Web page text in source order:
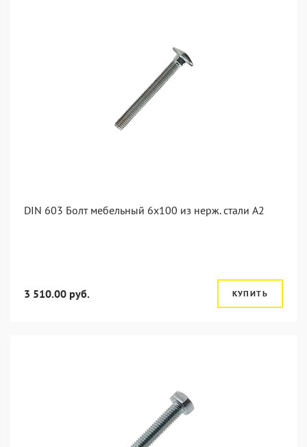
DIN 603 Болт мебельный 6х100 из нерж. стали А2
3 510.00 руб. КУПИТЬ